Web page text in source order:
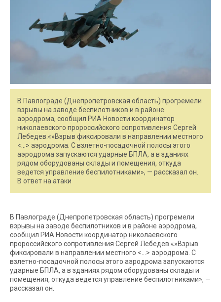
В Павлограде (Днепропетровская область) прогремели
взрывы на заводе беспилотников и в районе
аэродрома, сообщил РИА Новости координатор
николаевского пророссийского сопротивления Сергей
Лебедев.«»Взрыв фиксировали в направлении местного
<…> аэродрома. С взлетно-посадочной полосы этого
аэродрома запускаются ударные БПЛА, а в зданиях
рядом оборудованы склады и помещения, откуда
ведется управление беспилотниками», — рассказал он.
В ответ на атаки
В Павлограде (Днепропетровская область) прогремели
взрывы на заводе беспилотников и в районе аэродрома,
сообщил РИА Новости координатор николаевского
пророссийского сопротивления Сергей Лебедев.«»Взрыв
фиксировали в направлении местного <…> аэродрома. С
взлетно-посадочной полосы этого аэродрома запускаются
ударные БПЛА, а в зданиях рядом оборудованы склады и
помещения, откуда ведется управление беспилотниками», —
рассказал он.